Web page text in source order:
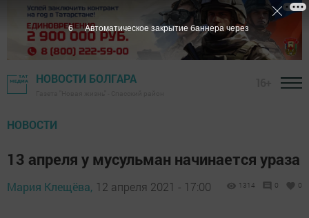
НОВОСТИ БОЛГАРА
НОВОСТИ
13 апреля у мусульман начинается ураза
Мария Клещёва, 12 апреля 2021 - 17:00 1314 0 0
5 Автоматическое закрытие баннера через